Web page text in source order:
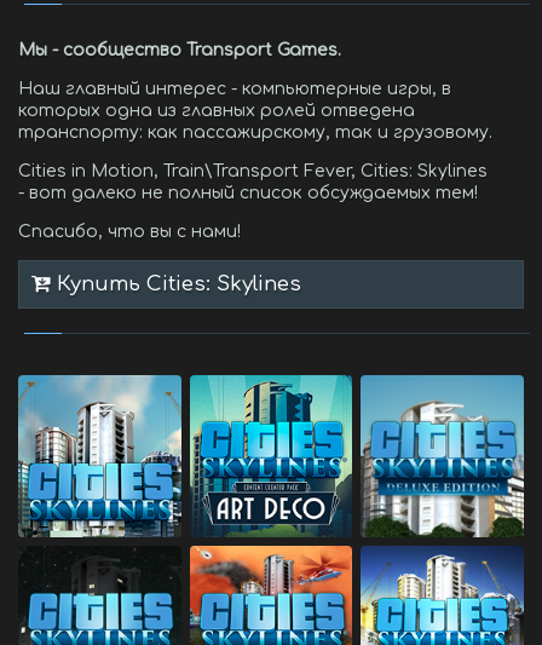
Мы - сообщество Transport Games.
Наш главный интерес - компьютерные игры, в
которых одна из главных ролей отведена
транспорту: как пассажирскому, так и грузовому.
Cities in Motion, Train\Transport Fever, Cities: Skylines
- вот далеко не полный список обсуждаемых тем!
Спасибо, что вы с нами!
Купить Cities: Skylines